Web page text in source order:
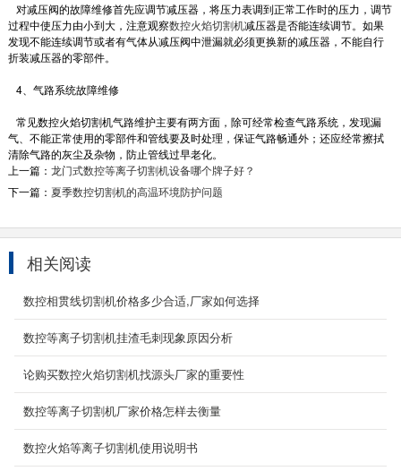
对减压阀的故障维修首先应调节减压器，将压力表调到正常工作时的压力，调节
过程中使压力由小到大，注意观察数控火焰切割机减压器是否能连续调节。如果
发现不能连续调节或者有气体从减压阀中泄漏就必须更换新的减压器，不能自行
折装减压器的零部件。
4、气路系统故障维修
常见数控火焰切割机气路维护主要有两方面，除可经常检查气路系统，发现漏
气、不能正常使用的零部件和管线要及时处理，保证气路畅通外；还应经常擦拭
清除气路的灰尘及杂物，防止管线过早老化。
上一篇： 龙门式数控等离子切割机设备哪个牌子好？
下一篇： 夏季数控切割机的高温环境防护问题
相关阅读
数控相贯线切割机价格多少合适,厂家如何选择
数控等离子切割机挂渣毛刺现象原因分析
论购买数控火焰切割机找源头厂家的重要性
数控等离子切割机厂家价格怎样去衡量
数控火焰等离子切割机使用说明书
数控龙门火焰等离子切割机
YCLM-4000数控龙门火焰等离子切割机-龙门式
数控等离子火焰两用切割机本机型主要应用于
中、大幅面板...
2021-08-08
管板一体激光切割机
产品名称：YC-GQ4015GB-1000W光纤激光管